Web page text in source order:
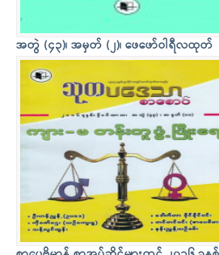
အတွဲ (၄၃)၊ အမှတ် (၂)၊ ဖေဖော်ဝါရီလထုတ်